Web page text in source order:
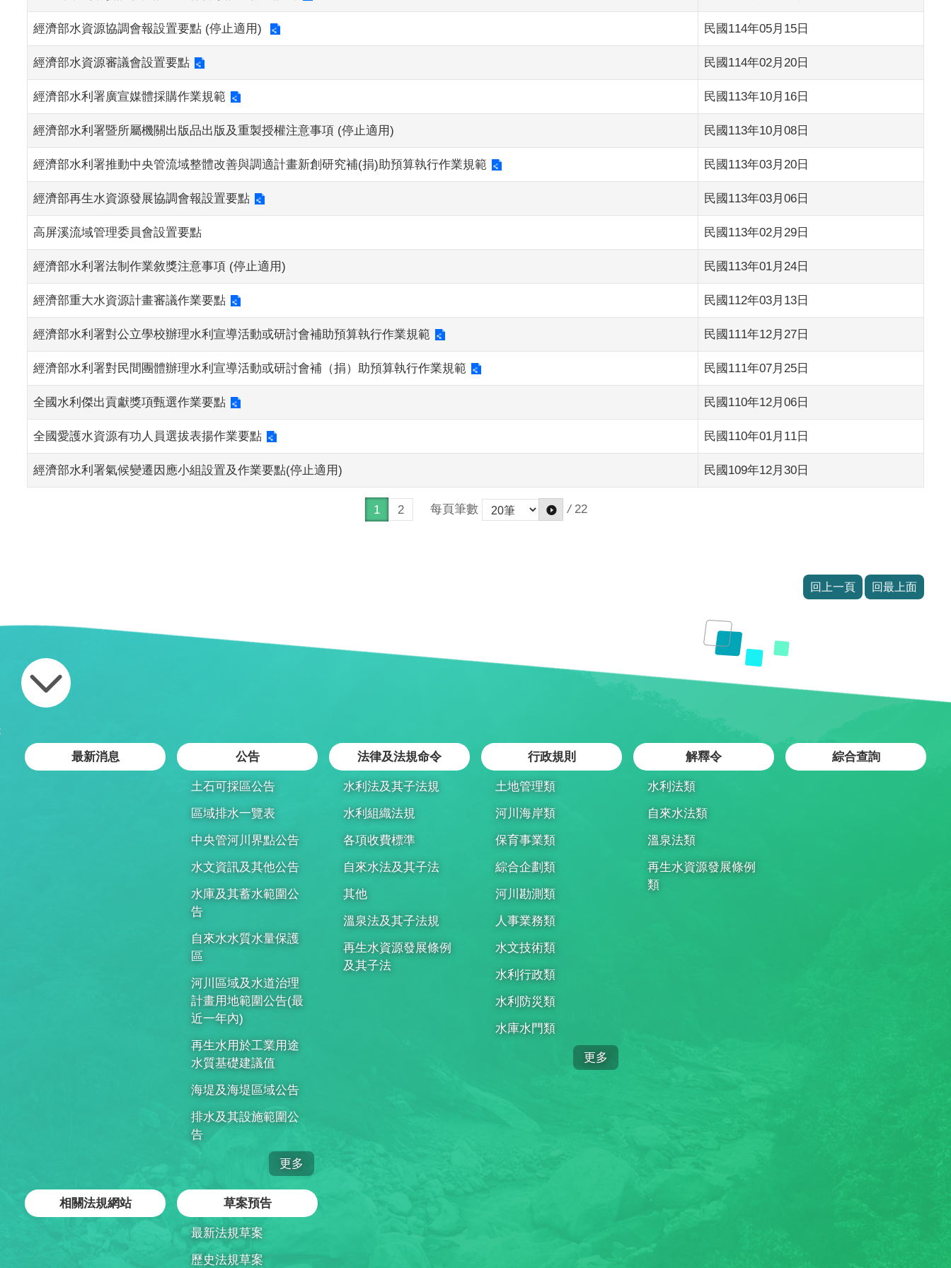
經濟部水資源協調會報設置要點 (停止適用) 民國114年05月15日
經濟部水資源審議會設置要點 民國114年02月20日
經濟部水利署廣宣媒體採購作業規範 民國113年10月16日
經濟部水利署暨所屬機關出版品出版及重製授權注意事項 (停止適用) 民國113年10月08日
經濟部水利署推動中央管流域整體改善與調適計畫新創研究補(捐)助預算執行作業規範 民國113年03月20日
經濟部再生水資源發展協調會報設置要點 民國113年03月06日
高屏溪流域管理委員會設置要點 民國113年02月29日
經濟部水利署法制作業敘獎注意事項 (停止適用) 民國113年01月24日
經濟部重大水資源計畫審議作業要點 民國112年03月13日
經濟部水利署對公立學校辦理水利宣導活動或研討會補助預算執行作業規範 民國111年12月27日
經濟部水利署對民間團體辦理水利宣導活動或研討會補（捐）助預算執行作業規範 民國111年07月25日
全國水利傑出貢獻獎項甄選作業要點 民國110年12月06日
全國愛護水資源有功人員選拔表揚作業要點 民國110年01月11日
經濟部水利署氣候變遷因應小組設置及作業要點(停止適用) 民國109年12月30日
1 2 每頁筆數 / 22
回上一頁 回最上面
最新消息
公告
土石可採區公告
區域排水一覽表
中央管河川界點公告
水文資訊及其他公告
水庫及其蓄水範圍公
告
自來水水質水量保護
區
河川區域及水道治理
計畫用地範圍公告(最
近一年內)
再生水用於工業用途
水質基礎建議值
海堤及海堤區域公告
排水及其設施範圍公
告
更多
法律及法規命令
水利法及其子法規
水利組織法規
各項收費標準
自來水法及其子法
其他
溫泉法及其子法規
再生水資源發展條例
及其子法
行政規則
土地管理類
河川海岸類
保育事業類
綜合企劃類
河川勘測類
人事業務類
水文技術類
水利行政類
水利防災類
水庫水門類
更多
解釋令
水利法類
自來水法類
溫泉法類
再生水資源發展條例
類
綜合查詢
相關法規網站 草案預告
最新法規草案
歷史法規草案